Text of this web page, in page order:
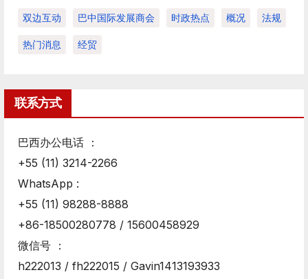
双边互动 巴中国际发展商会 时政热点 概况 法规
热门消息 经贸
联系方式
巴西办公电话 ：
+55 (11) 3214-2266
WhatsApp :
+55 (11) 98288-8888
+86-18500280778 / 15600458929
微信号 ：
h222013 / fh222015 / Gavin1413193933